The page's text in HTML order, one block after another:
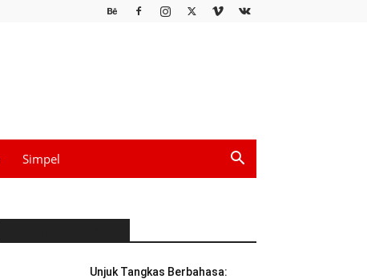
Simpel
Unjuk Tangkas Berbahasa: